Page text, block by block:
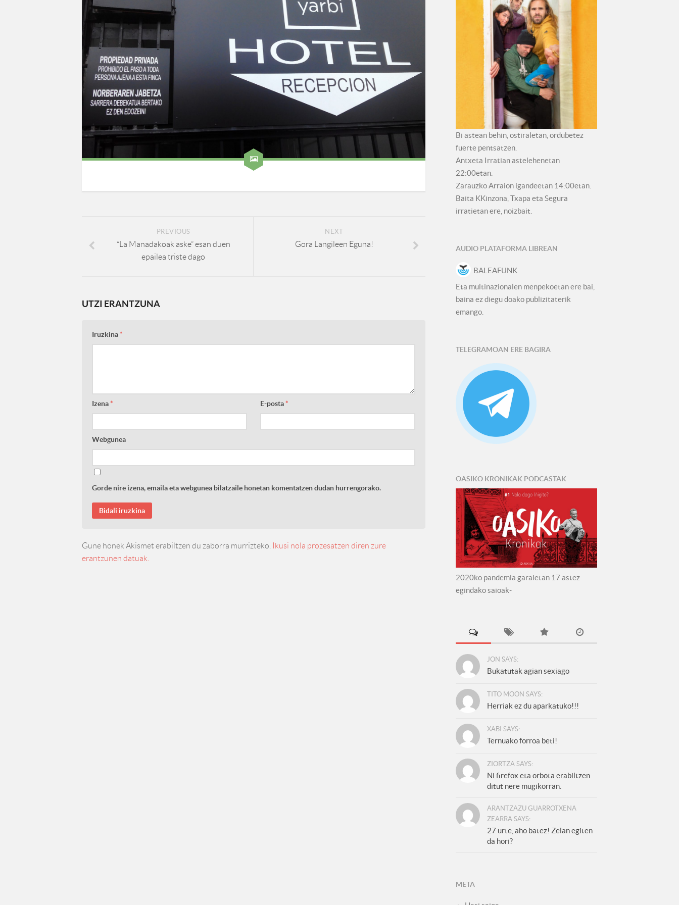
NEXT
Gora Langileen Eguna!
PREVIOUS
“La Manadakoak aske” esan duen
epailea triste dago
UTZI ERANTZUNA
Iruzkina*
Izena* E-posta*
Webgunea
Gorde nire izena, emaila eta webgunea bilatzaile honetan komentatzen dudan hurrengorako.
Gune honek Akismet erabiltzen du zaborra murrizteko.
Ikusi nola prozesatzen diren zure
erantzunen datuak.
Bi astean behin, ostiraletan, ordubetez
fuerte pentsatzen.
Antxeta Irratian astelehenetan
22:00etan.
Zarauzko Arraion igandeetan 14:00etan.
Baita KKinzona, Txapa eta Segura
irratietan ere, noizbait.
AUDIO PLATAFORMA LIBREAN
BALEAFUNK
Eta multinazionalen menpekoetan ere bai,
baina ez diegu doako publizitaterik
emango.
TELEGRAMOAN ERE BAGIRA
OASIKO KRONIKAK PODCASTAK
2020ko pandemia garaietan 17 astez
egindako saioak-
JON SAYS:
Bukatutak agian sexiago
TITO MOON SAYS:
Herriak ez du aparkatuko!!!
XABI SAYS:
Ternuako forroa beti!
ZIORTZA SAYS:
Ni firefox eta orbota erabiltzen
ditut nere mugikorran.
ARANTZAZU GUARROTXENA
ZEARRA SAYS:
27 urte, aho batez! Zelan egiten
da hori?
META